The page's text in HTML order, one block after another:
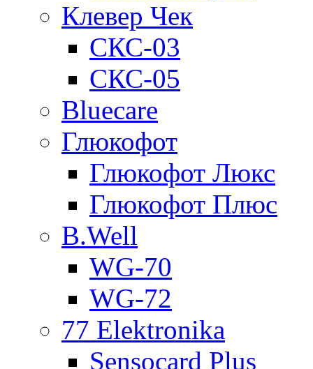
Клевер Чек
СКС-03
СКС-05
Bluecare
Глюкофот
Глюкофот Люкс
Глюкофот Плюс
B.Well
WG-70
WG-72
77 Elektronika
Sensocard Plus